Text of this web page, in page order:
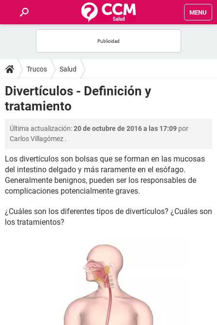
MENU
FOROS
SALUD
FAMILIA
NUTRICIÓN
BIENESTAR
SEXUALIDAD
GLOSARIO
Trucos Salud
Divertículos - Definición y
tratamiento
Última actualización:20 de octubre de 2016 a las 17:09 por
Carlos Villagómez .
Los divertículos son bolsas que se forman en las mucosas
del intestino delgado y más raramente en el esófago.
Generalmente benignos, pueden ser los responsables de
complicaciones potencialmente graves.
¿Cuáles son los diferentes tipos de divertículos? ¿Cuáles son
los tratamientos?